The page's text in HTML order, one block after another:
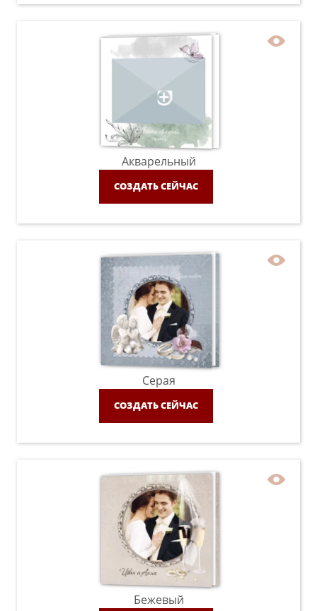
Акварельный
СОЗДАТЬ СЕЙЧАС
Серая
СОЗДАТЬ СЕЙЧАС
Бежевый